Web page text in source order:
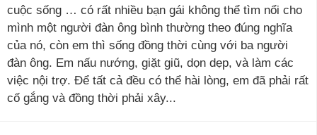
cuộc sống … có rất nhiều bạn gái không thể tìm nổi cho
mình một người đàn ông bình thường theo đúng nghĩa
của nó, còn em thì sống đồng thời cùng với ba người
đàn ông. Em nấu nướng, giặt giũ, dọn dẹp, và làm các
việc nội trợ. Để tất cả đều có thể hài lòng, em đã phải rất
cố gắng và đồng thời phải xây...